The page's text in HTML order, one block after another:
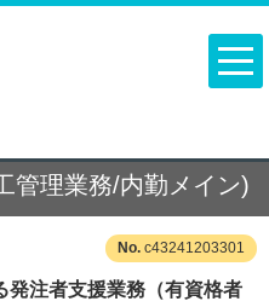
管理業務/内勤メイン)
c43241203301
発注者支援業務（有資格者